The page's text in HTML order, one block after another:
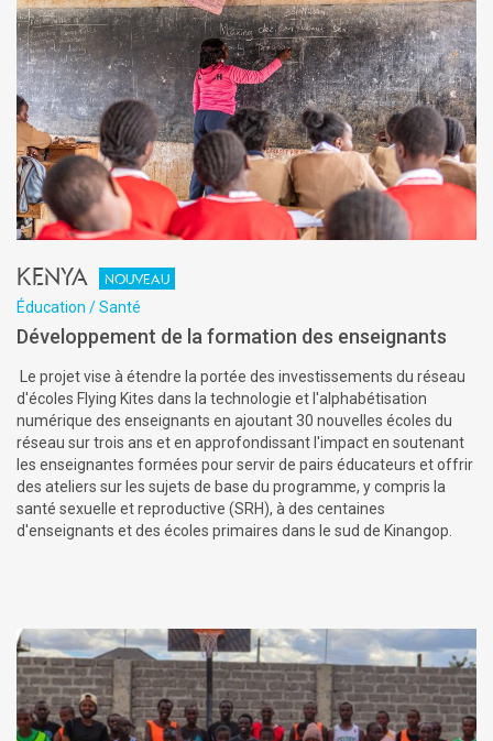
Kenya Nouveau
Éducation / Santé
Développement de la formation des enseignants
Le projet vise à étendre la portée des investissements du réseau
d'écoles Flying Kites dans la technologie et l'alphabétisation
numérique des enseignants en ajoutant 30 nouvelles écoles du
réseau sur trois ans et en approfondissant l'impact en soutenant
les enseignantes formées pour servir de pairs éducateurs et offrir
des ateliers sur les sujets de base du programme, y compris la
santé sexuelle et reproductive (SRH), à des centaines
d'enseignants et des écoles primaires dans le sud de Kinangop.